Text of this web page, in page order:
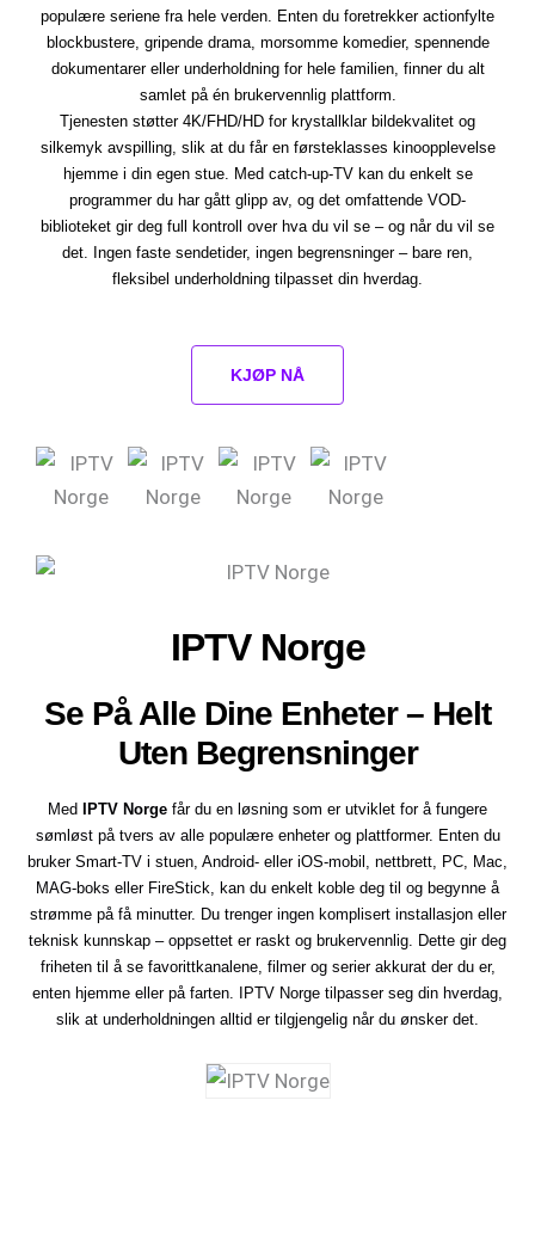
populære seriene fra hele verden. Enten du foretrekker actionfylte
blockbustere, gripende drama, morsomme komedier, spennende
dokumentarer eller underholdning for hele familien, finner du alt
samlet på én brukervennlig plattform.
Tjenesten støtter 4K/FHD/HD for krystallklar bildekvalitet og
silkemyk avspilling, slik at du får en førsteklasses kinoopplevelse
hjemme i din egen stue. Med catch-up-TV kan du enkelt se
programmer du har gått glipp av, og det omfattende VOD-
biblioteket gir deg full kontroll over hva du vil se – og når du vil se
det. Ingen faste sendetider, ingen begrensninger – bare ren,
fleksibel underholdning tilpasset din hverdag.
KJØP NÅ
IPTV Norge
Se På Alle Dine Enheter – Helt
Uten Begrensninger
Med IPTV Norge får du en løsning som er utviklet for å fungere
sømløst på tvers av alle populære enheter og plattformer. Enten du
bruker Smart-TV i stuen, Android- eller iOS-mobil, nettbrett, PC, Mac,
MAG-boks eller FireStick, kan du enkelt koble deg til og begynne å
strømme på få minutter. Du trenger ingen komplisert installasjon eller
teknisk kunnskap – oppsettet er raskt og brukervennlig. Dette gir deg
friheten til å se favorittkanalene, filmer og serier akkurat der du er,
enten hjemme eller på farten. IPTV Norge tilpasser seg din hverdag,
slik at underholdningen alltid er tilgjengelig når du ønsker det.